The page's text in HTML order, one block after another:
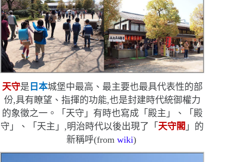
天守是 日本城堡中最高、最主要也最具代表性的部
份,具有瞭望、指揮的功能,也是封建時代統御權力
的象徵之一。「天守」有時也寫成「殿主」、「殿
守」、「天主」,明治時代以後出現了「 天守閣 」的
新稱呼(from wiki)